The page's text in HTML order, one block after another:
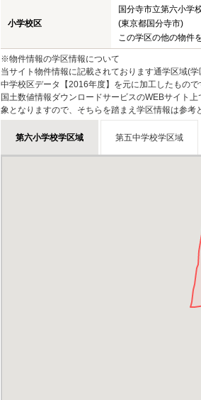
小学校区
国分寺市立第六小学
(東京都国分寺市)
この学区の他の物件
※物件情報の学区情報について
当サイト物件情報に記載されております通学区域(
中学校区データ【2016年度】を元に加工したもの
国土数値情報ダウンロードサービスのWEBサイト
象となりますので、そちらを踏まえ学区情報は参考
第六小学校学区域 第五中学校学区域